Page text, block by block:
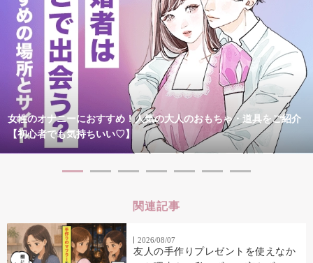
女性のオナニーにおすすめ！人気の大人のおもちゃ・道具をご紹介
【初心者でも気持ちいい♡】
関連記事
2026/08/07
友人の手作りプレゼントを使えなか